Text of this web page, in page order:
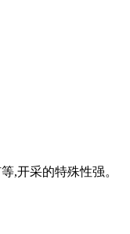
,开采的特殊性强。